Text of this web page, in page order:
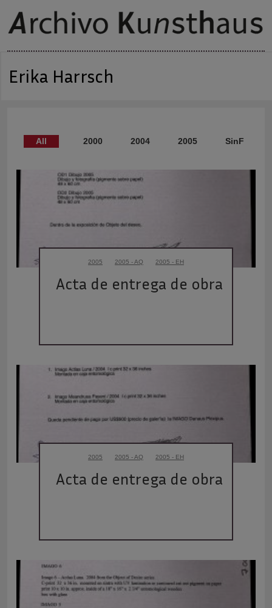
Erika Harrsch
All
2005 2005 - AQ 2005 - EH
Acta de entrega de obra
2005 2005 - AQ 2005 - EH
Acta de entrega de obra